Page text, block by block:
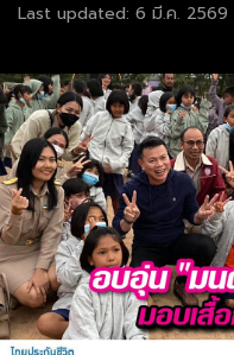
Last updated: 6 มี.ค. 2569